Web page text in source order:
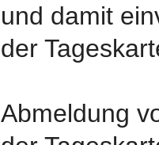
und damit
der
Abmeldung